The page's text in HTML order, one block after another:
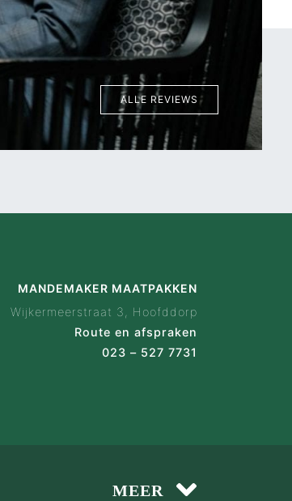
Hein Dudink, via Allebedrijven
ALLE REVIEWS
MANDEMAKER MAATPAKKEN
Wijkermeerstraat 3, Hoofddorp
Route en afspraken
023 – 527 7731
MEER